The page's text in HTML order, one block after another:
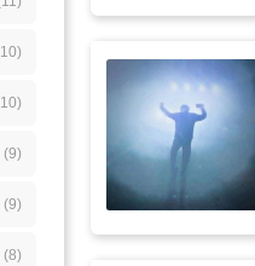
(9)
(9)
(8)